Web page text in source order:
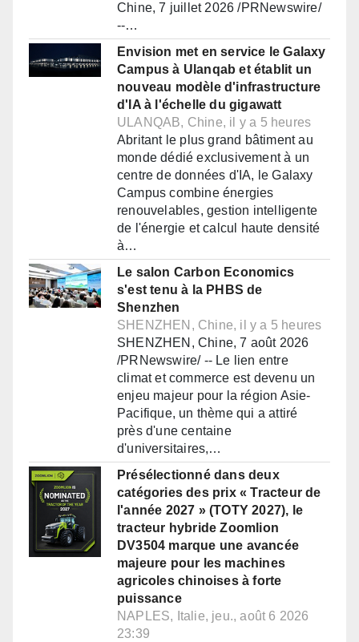
Chine, 7 juillet 2026 /PRNewswire/
--…
Envision met en service le Galaxy
Campus à Ulanqab et établit un
nouveau modèle d'infrastructure
d'IA à l'échelle du gigawatt
ULANQAB, Chine, il y a 5 heures
Abritant le plus grand bâtiment au
monde dédié exclusivement à un
centre de données d'IA, le Galaxy
Campus combine énergies
renouvelables, gestion intelligente
de l'énergie et calcul haute densité
à…
Le salon Carbon Economics
s'est tenu à la PHBS de
Shenzhen
SHENZHEN, Chine, il y a 5 heures
SHENZHEN, Chine, 7 août 2026
/PRNewswire/ -- Le lien entre
climat et commerce est devenu un
enjeu majeur pour la région Asie-
Pacifique, un thème qui a attiré
près d'une centaine
d'universitaires,…
Présélectionné dans deux
catégories des prix « Tracteur de
l'année 2027 » (TOTY 2027), le
tracteur hybride Zoomlion
DV3504 marque une avancée
majeure pour les machines
agricoles chinoises à forte
puissance
NAPLES, Italie, jeu., août 6 2026
23:39